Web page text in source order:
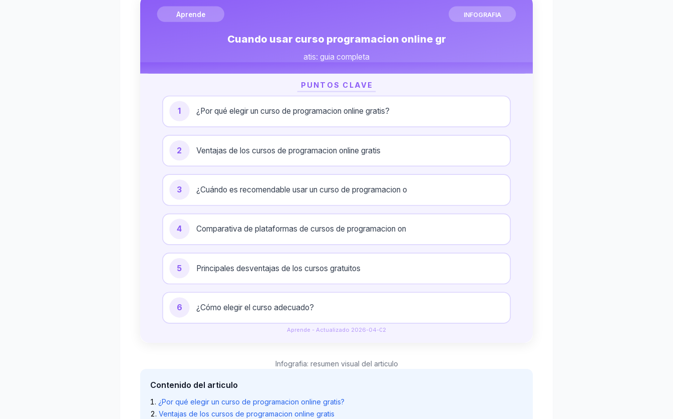
Aprende INFOGRAFIA
Cuando usar curso programacion online gr
atis: guia completa
PUNTOS CLAVE
1 ¿Por qué elegir un curso de programacion online gratis?
2 Ventajas de los cursos de programacion online gratis
3 ¿Cuándo es recomendable usar un curso de programacion o
4 Comparativa de plataformas de cursos de programacion on
5 Principales desventajas de los cursos gratuitos
6 ¿Cómo elegir el curso adecuado?
Aprende - Actualizado 2026-04-02
Infografia: resumen visual del articulo
Contenido del articulo
¿Por qué elegir un curso de programacion online gratis?
Ventajas de los cursos de programacion online gratis